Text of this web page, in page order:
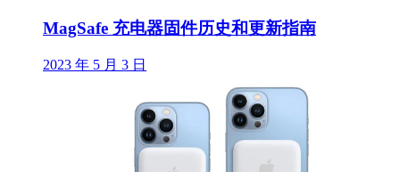
MagSafe 充电器固件历史和更新指南
2023 年 5 月 3 日